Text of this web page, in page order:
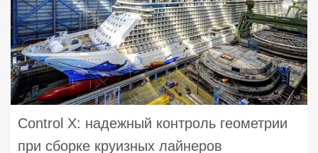
Control X: надежный контроль геометрии
при сборке круизных лайнеров